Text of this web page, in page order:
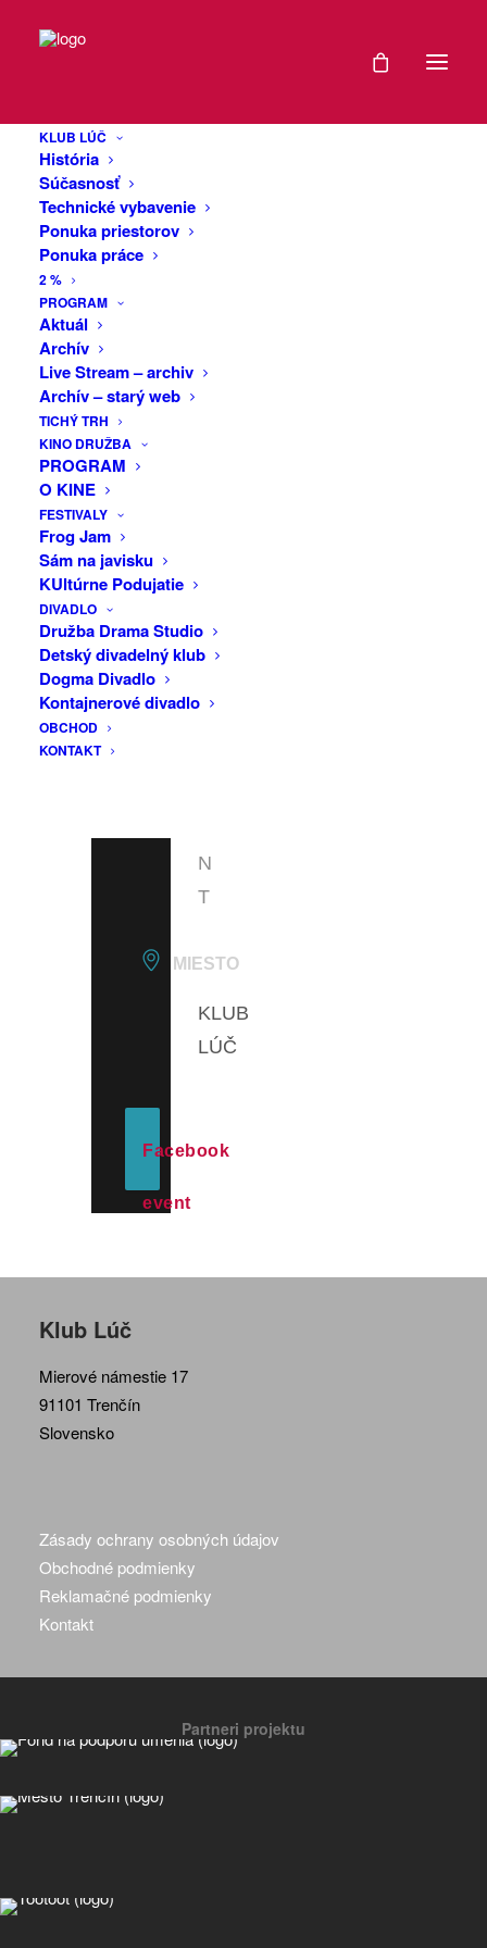
KLUB LÚČ
História
Súčasnosť
Technické vybavenie
Ponuka priestorov
Ponuka práce
2 %
PROGRAM
Aktuál
Archív
Live Stream – archiv
Archív – starý web
TICHÝ TRH
KINO DRUŽBA
PROGRAM
O KINE
FESTIVALY
Frog Jam
Sám na javisku
KUltúrne Podujatie
DIVADLO
Družba Drama Studio
Detský divadelný klub
Dogma Divadlo
Kontajnerové divadlo
OBCHOD
KONTAKT
Dj Škodis
Black party v štýle Depeche Mode, zahrá
DJ Škodis (your personal dj), ktorý je
známy u väčšiny fanúšikov skupiny
ktorý sa špecializuje na organizovanie
“depešáckych” stretnutí a na hranie na
DM eventoch po celom Slovensku a
bližšom zahraničí. Párty bude podporená
videoprojekciou a budete na nej počuť
Vašej obľúbenej kapely z anglického
Basildonu. Tiež nezabudneme na kapely
pribuzné k DM ako sú Oceán, Shalom,
Camouflage, Erasure a na ďalšie zvučné
mená synthpopu a hudobnej éry new
wave.
https://www.facebook.com/djskodis
DÁTUM
N
T
MIESTO
KLUB
LÚČ
Facebook
event
Klub Lúč
Mierové námestie 17
91101 Trenčín
Slovensko
Zásady ochrany osobných údajov
Obchodné podmienky
Reklamačné podmienky
Kontakt
Partneri projektu